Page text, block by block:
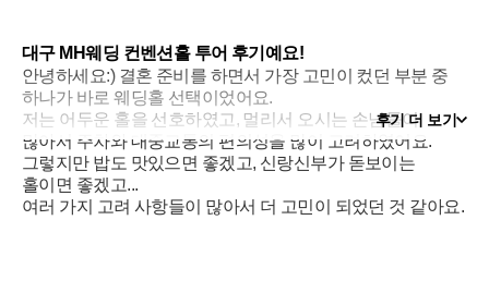
대구 MH웨딩 컨벤션홀 투어 후기예요!
안녕하세요:) 결혼 준비를 하면서 가장 고민이 컸던 부분 중
하나가 바로 웨딩홀 선택이었어요.
저는 어두운 홀을 선호하였고, 멀리서 오시는 손님들이
많아서 주차와 대중교통의 편의성을 많이 고려하였어요.
그렇지만 밥도 맛있으면 좋겠고, 신랑신부가 돋보이는
홀이면 좋겠고...
여러 가지 고려 사항들이 많아서 더 고민이 되었던 것 같아요.
후기 더 보기